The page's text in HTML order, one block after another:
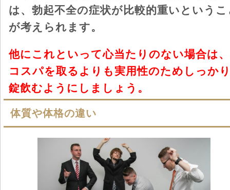
は、勃起不全の症状が比較的重いというこ
が考えられます。
他にこれといって心当たりのない場合は、
コスパを取るよりも実用性のためしっか
錠飲むようにしましょう。
体質や体格の違い